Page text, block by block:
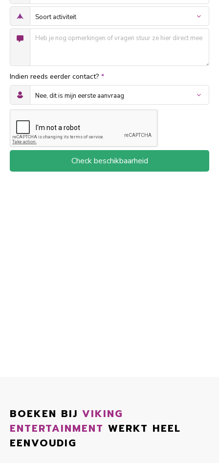
Indien reeds eerder contact? *
Check beschikbaarheid
BOEKEN BIJ VIKING
ENTERTAINMENT WERKT HEEL
EENVOUDIG